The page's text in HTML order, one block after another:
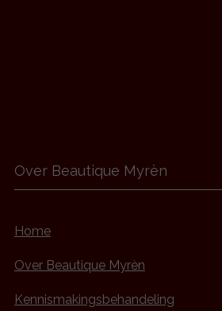
Over Beautique Myrèn
Home
Over Beautique Myrèn
Kennismakingsbehandeling